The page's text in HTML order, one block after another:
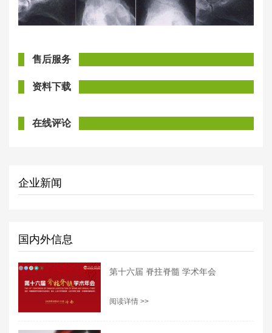
售后服务
资料下载
在线评论
企业新闻
国内外信息
第十六届 脊拄脊髓 学术年会
阅读详情 >>